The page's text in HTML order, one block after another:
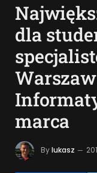
dla
marca
Bylukasz